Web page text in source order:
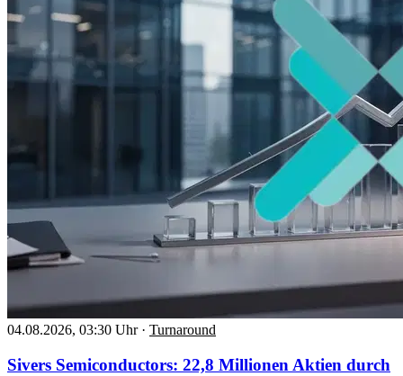
04.08.2026, 03:30 Uhr · Turnaround
Sivers Semiconductors: 22,8 Millionen Aktien durch